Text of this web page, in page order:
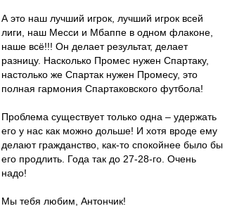
А это наш лучший игрок, лучший игрок всей
лиги, наш Месси и Мбаппе в одном флаконе,
наше всё!!! Он делает результат, делает
разницу. Насколько Промес нужен Спартаку,
настолько же Спартак нужен Промесу, это
полная гармония Спартаковского футбола!
Проблема существует только одна – удержать
его у нас как можно дольше! И хотя вроде ему
делают гражданство, как-то спокойнее было бы
его продлить. Года так до 27-28-го. Очень
надо!
Мы тебя любим, Антончик!